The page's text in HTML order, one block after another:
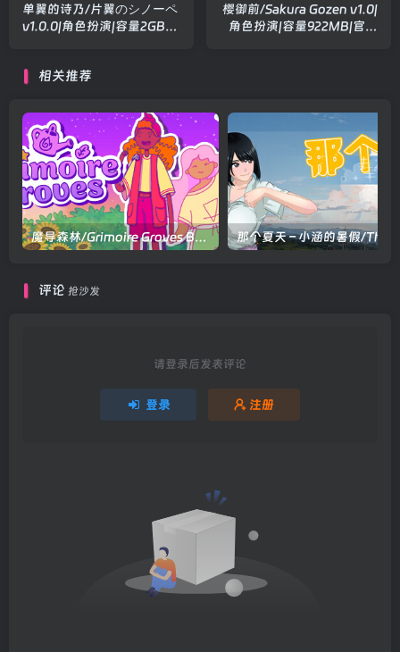
单翼的诗乃/片翼のシノーペ
v1.0.0|角色扮演|容量2GB|
樱御前/Sakura Gozen v1.0|
角色扮演|容量922MB|官方
相关推荐
魔导森林/Grimoire Groves Build.18563913|动作冒险|容量1.7GB|官方中文版
评论 抢沙发
请登录后发表评论
登录 注册